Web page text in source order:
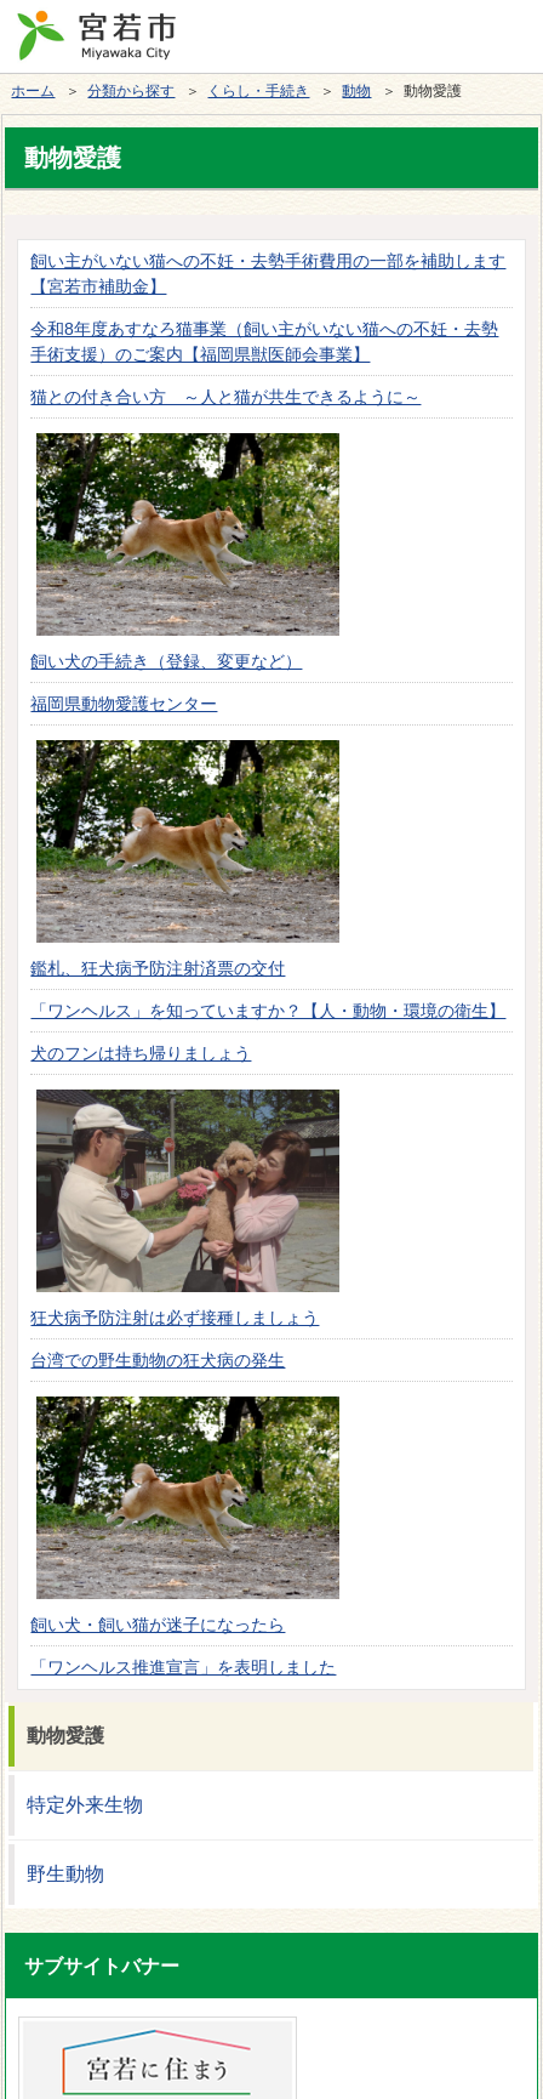
ホーム ＞分類から探す ＞ くらし・手続き ＞動物 ＞ 動物愛護
動物愛護
飼い主がいない猫への不妊・去勢手術費用の一部を補助します
【宮若市補助金】
令和8年度あすなろ猫事業（飼い主がいない猫への不妊・去勢
手術支援）のご案内【福岡県獣医師会事業】
猫との付き合い方 ～人と猫が共生できるように～
飼い犬の手続き（登録、変更など）
福岡県動物愛護センター
鑑札、狂犬病予防注射済票の交付
「ワンヘルス」を知っていますか？【人・動物・環境の衛生】
犬のフンは持ち帰りましょう
狂犬病予防注射は必ず接種しましょう
台湾での野生動物の狂犬病の発生
飼い犬・飼い猫が迷子になったら
「ワンヘルス推進宣言」を表明しました
動物愛護
特定外来生物
野生動物
サブサイトバナー